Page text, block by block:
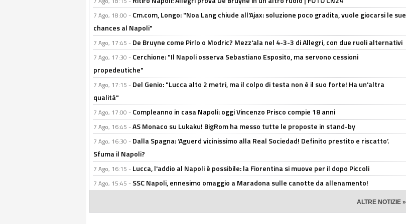
7 Ago, 18:00 - Cm.com, Longo: "Noa Lang chiude all'Ajax: soluzione poco gradita, vuole giocarsi le sue
chances al Napoli"
7 Ago, 17:45 - De Bruyne come Pirlo o Modric? Mezz'ala nel 4-3-3 di Allegri, con due ruoli alternativi
7 Ago, 17:30 - Cerchione: "Il Napoli osserva Sebastiano Esposito, ma servono cessioni
propedeutiche"
7 Ago, 17:15 - Del Genio: "Lucca alto 2 metri, ma il colpo di testa non è il suo forte! Ha un'altra
qualità"
7 Ago, 17:00 - Compleanno in casa Napoli: oggi Vincenzo Prisco compie 18 anni
7 Ago, 16:45 -AS Monaco su Lukaku! BigRom ha messo tutte le proposte in stand-by
7 Ago, 16:30 - Dalla Spagna: ‘Aguerd vicinissimo alla Real Sociedad! Definito prestito e riscatto’.
Sfuma il Napoli?
7 Ago, 16:15 - Lucca, l'addio al Napoli è possibile: la Fiorentina si muove per il dopo Piccoli
7 Ago, 15:45 - SSC Napoli, ennesimo omaggio a Maradona sulle canotte da allenamento!
ALTRE NOTIZIE »